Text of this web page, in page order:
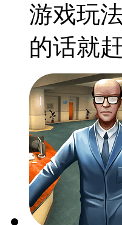
游戏玩
的话就